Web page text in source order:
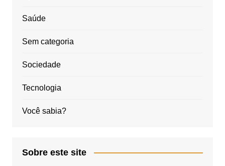
Saúde
Sem categoria
Sociedade
Tecnologia
Você sabia?
Sobre este site